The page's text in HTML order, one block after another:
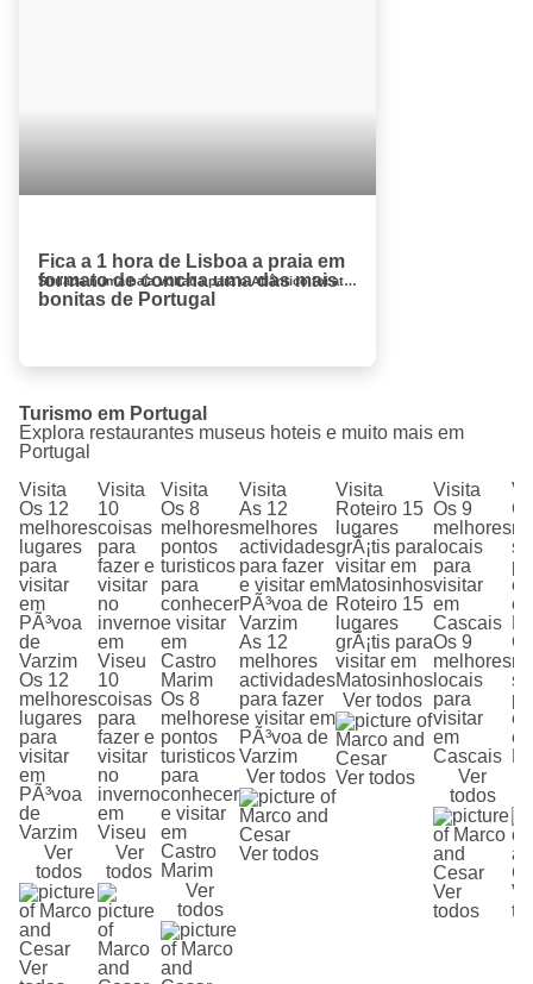
Fica a 1 hora de Lisboa a praia em
formato de concha uma das mais
bonitas de Portugal
Situada numa baía voltada para o Atlântico foi até ao final do séc. XIX um importante porto marítimo, mas nos dias d...
Turismo em Portugal
Explora restaurantes museus hoteis e muito mais em
Portugal
Visita
Os 12
melhores
lugares
para
visitar
em
PÃ³voa
de
Varzim
Os 12
melhores
lugares
para
visitar
em
PÃ³voa
de
Varzim
Ver
todos
Ver
Visita
10
coisas
para
fazer e
visitar
no
inverno
em
Viseu
10
coisas
para
fazer e
visitar
no
inverno
em
Viseu
Ver
todos
Visita
Os 8
melhores
pontos
turisticos
para
conhecer
e visitar
em
Castro
Marim
Os 8
melhores
pontos
turisticos
para
conhecer
e visitar
em
Castro
Marim
Ver
todos
Visita
As 12
melhores
actividades
para fazer
e visitar em
PÃ³voa de
Varzim
As 12
melhores
actividades
para fazer
e visitar em
PÃ³voa de
Varzim
Ver todos
Ver todos
Visita
Roteiro 15
lugares
grÃ¡tis para
visitar em
Matosinhos
Roteiro 15
lugares
grÃ¡tis para
visitar em
Matosinhos
Ver todos
Ver todos
Visita
Os 9
melhores
locais
para
visitar
em
Cascais
Os 9
melhores
locais
para
visitar
em
Cascais
Ver
todos
Ver
todos
e
e